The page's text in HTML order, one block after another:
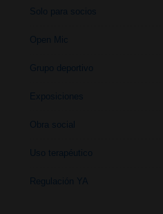
Solo para socios
Open Mic
Grupo deportivo
Exposiciones
Obra social
Uso terapéutico
Regulación YA